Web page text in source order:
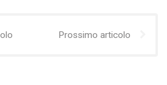
Prossimo articolo